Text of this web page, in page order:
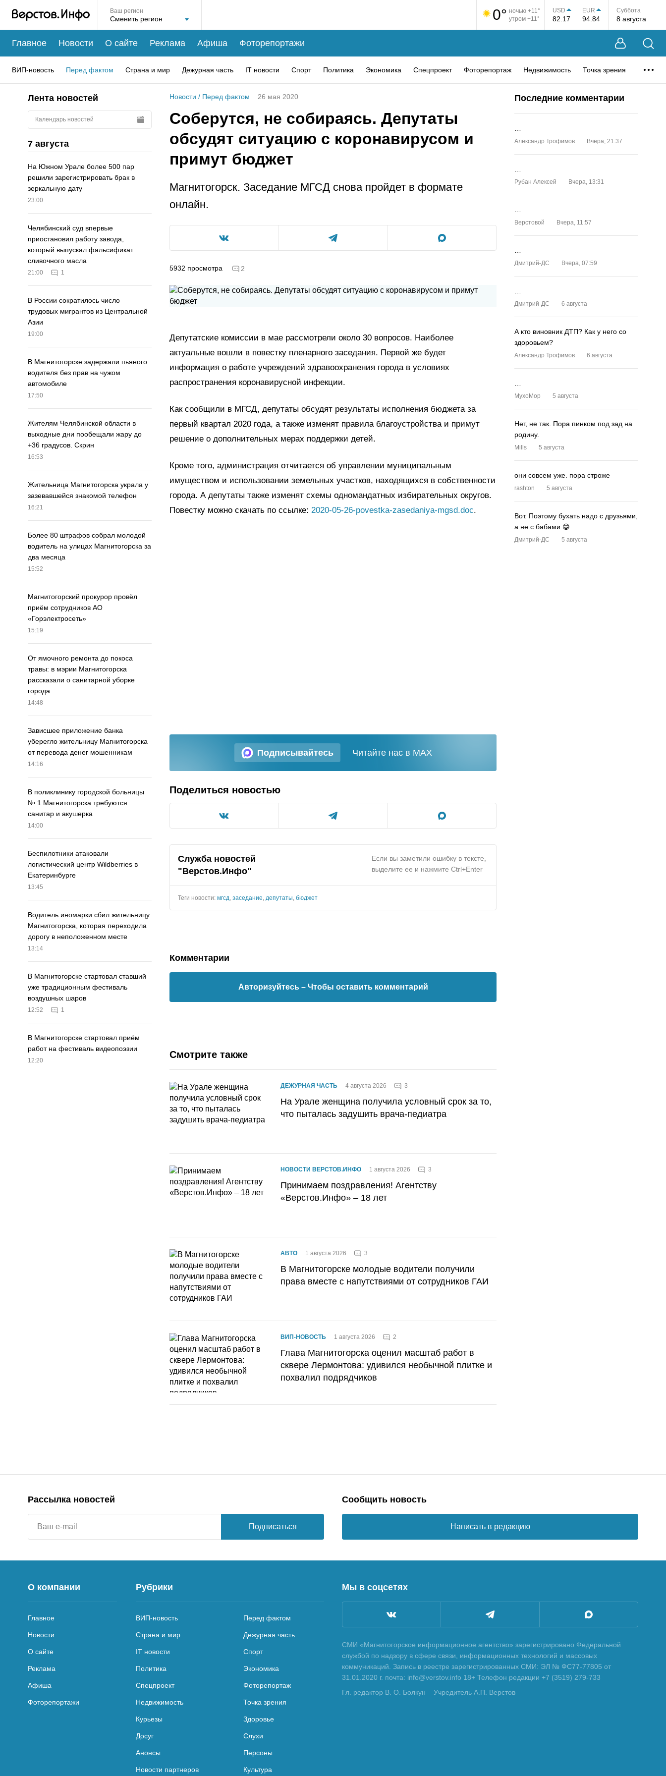
Ваш регион 0° ночью +11°
утром +11°
USD
82.17
EUR
94.84
Суббота
8 августа
Главное Новости О сайте Реклама Афиша Фоторепортажи
ВИП-новость Перед фактом Страна и мир Дежурная часть IT новости Спорт Политика Экономика Спецпроект Фоторепортаж Недвижимость Точка зрения
Лента новостей
Календарь новостей
7 августа
На Южном Урале более 500 пар
решили зарегистрировать брак в
зеркальную дату
23:00
Челябинский суд впервые
приостановил работу завода,
который выпускал фальсификат
сливочного масла
21:00 1
В России сократилось число
трудовых мигрантов из Центральной
Азии
19:00
В Магнитогорске задержали пьяного
водителя без прав на чужом
автомобиле
17:50
Жителям Челябинской области в
выходные дни пообещали жару до
+36 градусов. Скрин
16:53
Жительница Магнитогорска украла у
зазевавшейся знакомой телефон
16:21
Более 80 штрафов собрал молодой
водитель на улицах Магнитогорска за
два месяца
15:52
Магнитогорский прокурор провёл
приём сотрудников АО
«Горэлектросеть»
15:19
От ямочного ремонта до покоса
травы: в мэрии Магнитогорска
рассказали о санитарной уборке
города
14:48
Зависшее приложение банка
уберегло жительницу Магнитогорска
от перевода денег мошенникам
14:16
В поликлинику городской больницы
№ 1 Магнитогорска требуются
санитар и акушерка
14:00
Беспилотники атаковали
логистический центр Wildberries в
Екатеринбурге
13:45
Водитель иномарки сбил жительницу
Магнитогорска, которая переходила
дорогу в неположенном месте
13:14
В Магнитогорске стартовал ставший
уже традиционным фестиваль
воздушных шаров
12:52 1
В Магнитогорске стартовал приём
работ на фестиваль видеопоэзии
12:20
Новости / Перед фактом 26 мая 2020
Соберутся, не собираясь. Депутаты
обсудят ситуацию с коронавирусом и
примут бюджет
Магнитогорск. Заседание МГСД снова пройдет в формате
онлайн.
5932 просмотра 2
Депутатские комиссии в мае рассмотрели около 30 вопросов. Наиболее
актуальные вошли в повестку пленарного заседания. Первой же будет
информация о работе учреждений здравоохранения города в условиях
распространения коронавирусной инфекции.
Как сообщили в МГСД, депутаты обсудят результаты исполнения бюджета за
первый квартал 2020 года, а также изменят правила благоустройства и примут
решение о дополнительных мерах поддержки детей.
Кроме того, администрация отчитается об управлении муниципальным
имуществом и использовании земельных участков, находящихся в собственности
города. А депутаты также изменят схемы одномандатных избирательных округов.
Повестку можно скачать по ссылке: 2020-05-26-povestka-zasedaniya-mgsd.doc.
Подписывайтесь Читайте нас в MAX
Поделиться новостью
Служба новостей
"Верстов.Инфо"
Если вы заметили ошибку в тексте,
выделите ее и нажмите Ctrl+Enter
Теги новости: мгсд, заседание, депутаты, бюджет
Комментарии
Авторизуйтесь – Чтобы оставить комментарий
Смотрите также
ДЕЖУРНАЯ ЧАСТЬ 4 августа 2026 3
На Урале женщина получила условный срок за то,
что пыталась задушить врача-педиатра
НОВОСТИ ВЕРСТОВ.ИНФО 1 августа 2026 3
Принимаем поздравления! Агентству
«Верстов.Инфо» – 18 лет
АВТО 1 августа 2026 3
В Магнитогорске молодые водители получили
права вместе с напутствиями от сотрудников ГАИ
ВИП-НОВОСТЬ 1 августа 2026 2
Глава Магнитогорска оценил масштаб работ в
сквере Лермонтова: удивился необычной плитке и
похвалил подрядчиков
Последние комментарии
Александр Трофимов Вчера, 21:37
Рубан Алексей Вчера, 13:31
Верстовой Вчера, 11:57
Дмитрий-ДС Вчера, 07:59
Дмитрий-ДС 6 августа
А кто виновник ДТП? Как у него со
здоровьем?
Александр Трофимов 6 августа
MyxoMop 5 августа
Нет, не так. Пора пинком под зад на
родину.
Mills 5 августа
они совсем уже. пора строже
rashton 5 августа
Вот. Поэтому бухать надо с друзьями,
а не с бабами 😁
Дмитрий-ДС 5 августа
Рассылка новостей
Подписаться
Сообщить новость
Написать в редакцию
О компании
Главное
Новости
О сайте
Реклама
Афиша
Фоторепортажи
Рубрики
ВИП-новость Перед фактом
Страна и мир Дежурная часть
IT новости Спорт
Политика Экономика
Спецпроект Фоторепортаж
Недвижимость Точка зрения
Курьезы Здоровье
Досуг Слухи
Анонсы Персоны
Новости партнеров Культура
Мы в соцсетях
СМИ «Магнитогорское информационное агентство» зарегистрировано Федеральной
службой по надзору в сфере связи, информационных технологий и массовых
коммуникаций. Запись в реестре зарегистрированных СМИ: ЭЛ № ФС77-77805 от
31.01.2020 г. почта: info@verstov.info 18+ Телефон редакции +7 (3519) 279-733
Гл. редактор В. О. Болкун
Учредитель А.П. Верстов